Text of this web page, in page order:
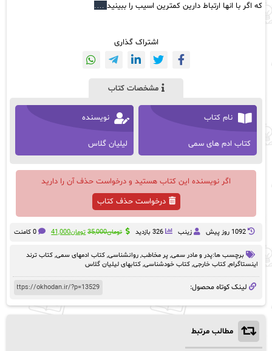
که اگر با انها ارتباط دارین کمترین اسیب را ببینید….
اشتراک گذاری
مشخصات کتاب
نام کتاب
کتاب ادم های سمی
نویسنده
لیلیان گلاس
اگر نویسنده این کتاب هستید و درخواست حذف آن را دارید
درخواست حذف کتاب
1092 روز پيش زینب 326 بازدید تومان35,000 قیمت
تومان35,000
بود.
تومان41,000قیمت0 کامنت
برچسب ها:پدر و مادر سمی, پر مخاطب, روانشناسی, کتاب ادمهای سمی, کتاب ترند
اینستاگرام, کتاب خارجی, کتاب خودشناسی, کتابهای لیلیان گلاس
لینک کوتاه محصول:
مطالب مرتبط